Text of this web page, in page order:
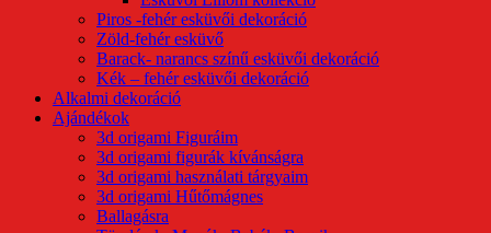
Piros -fehér esküvői dekoráció
Zöld-fehér esküvő
Barack- narancs színű esküvői dekoráció
Kék – fehér esküvői dekoráció
Alkalmi dekoráció
Ajándékok
3d origami Figuráim
3d origami figurák kívánságra
3d origami használati tárgyaim
3d origami Hűtőmágnes
Ballagásra